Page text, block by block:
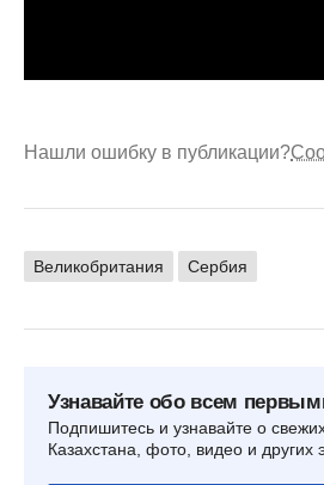
Нашли ошибку в публикации?
Великобритания Сербия
Узнавайте обо всем
Подпишитесь и узнавайте о
Казахстана, фото, видео и других